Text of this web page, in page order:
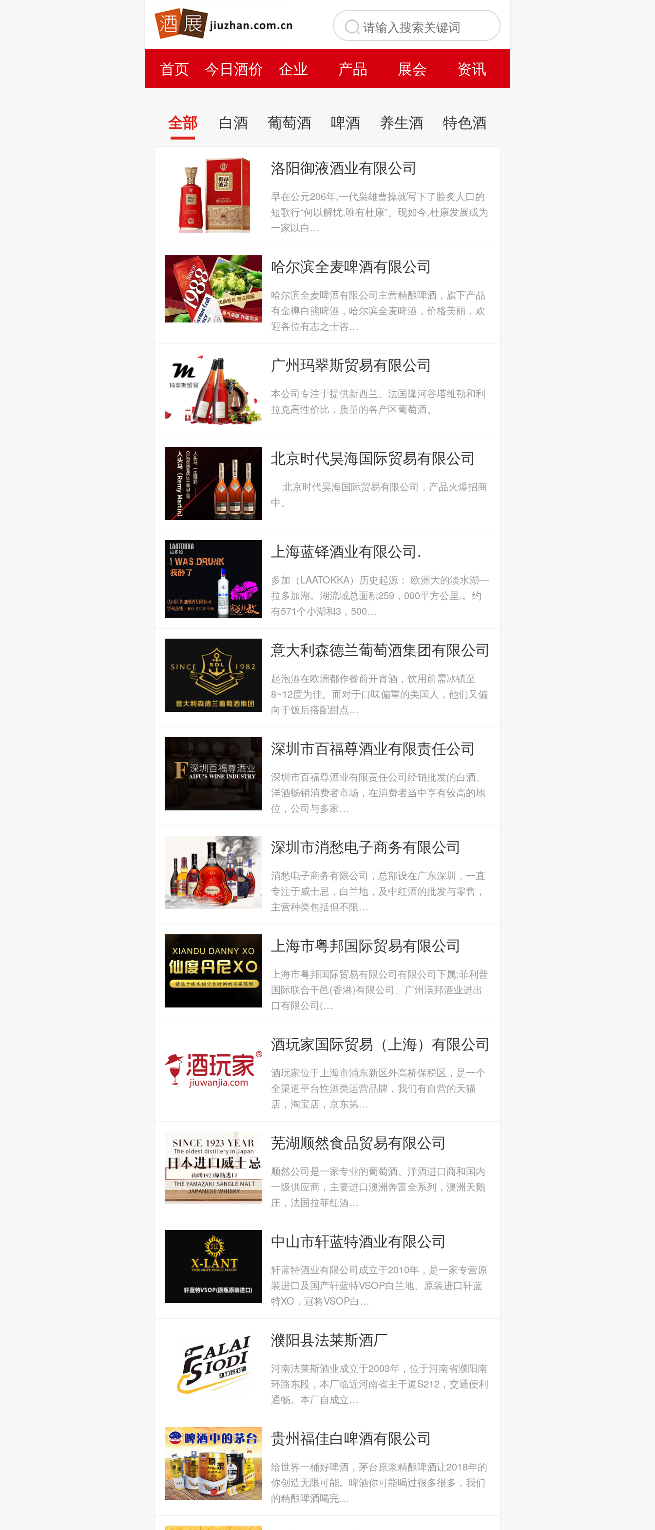
首页 今日酒价 企业 产品 展会
资讯
全部 白酒 葡萄酒 啤酒 养生酒 特色酒
洛阳御液酒业有限公司
早在公元206年,一代枭雄曹操就写下了脍炙人口的
短歌行“何以解忧,唯有杜康”。现如今,杜康发展成为
一家以白…
哈尔滨全麦啤酒有限公司
哈尔滨全麦啤酒有限公司主营精酿啤酒，旗下产品
有金樽白熊啤酒，哈尔滨全麦啤酒，价格美丽，欢
迎各位有志之士咨…
广州玛翠斯贸易有限公司
本公司专注于提供新西兰、法国隆河谷塔维勒和利
拉克高性价比，质量的各产区葡萄酒。
北京时代昊海国际贸易有限公司
北京时代昊海国际贸易有限公司，产品火爆招商
中。
上海蓝铎酒业有限公司.
多加（LAATOKKA）历史起源： 欧洲大的淡水湖—
拉多加湖。湖流域总面积259，000平方公里.。约
有571个小湖和3，500…
意大利森德兰葡萄酒集团有限公司
起泡酒在欧洲都作餐前开胃酒，饮用前需冰镇至
8~12度为佳。而对于口味偏重的美国人，他们又偏
向于饭后搭配甜点…
深圳市百福尊酒业有限责任公司
深圳市百福尊酒业有限责任公司经销批发的白酒、
洋酒畅销消费者市场，在消费者当中享有较高的地
位，公司与多家…
深圳市消愁电子商务有限公司
消愁电子商务有限公司，总部设在广东深圳，一直
专注于威士忌，白兰地，及中红酒的批发与零售，
主营种类包括但不限…
上海市粤邦国际贸易有限公司
上海市粤邦国际贸易有限公司有限公司下属:菲利普
国际联合干邑(香港)有限公司、广州渼邦酒业进出
口有限公司(…
酒玩家国际贸易（上海）有限公司
酒玩家位于上海市浦东新区外高桥保税区，是一个
全渠道平台性酒类运营品牌，我们有自营的天猫
店，淘宝店，京东第…
芜湖顺然食品贸易有限公司
顺然公司是一家专业的葡萄酒、洋酒进口商和国内
一级供应商，主要进口澳洲奔富全系列，澳洲天鹅
庄，法国拉菲红酒…
中山市轩蓝特酒业有限公司
轩蓝特酒业有限公司成立于2010年，是一家专营原
装进口及国产轩蓝特VSOP白兰地、原装进口轩蓝
特XO，冠将VSOP白…
濮阳县法莱斯酒厂
河南法莱斯酒业成立于2003年，位于河南省濮阳南
环路东段，本厂临近河南省主干道S212，交通便利
通畅。本厂自成立…
贵州福佳白啤酒有限公司
给世界一桶好啤酒，茅台原浆精酿啤酒让2018年的
你创造无限可能。啤酒你可能喝过很多很多，我们
的精酿啤酒喝完…